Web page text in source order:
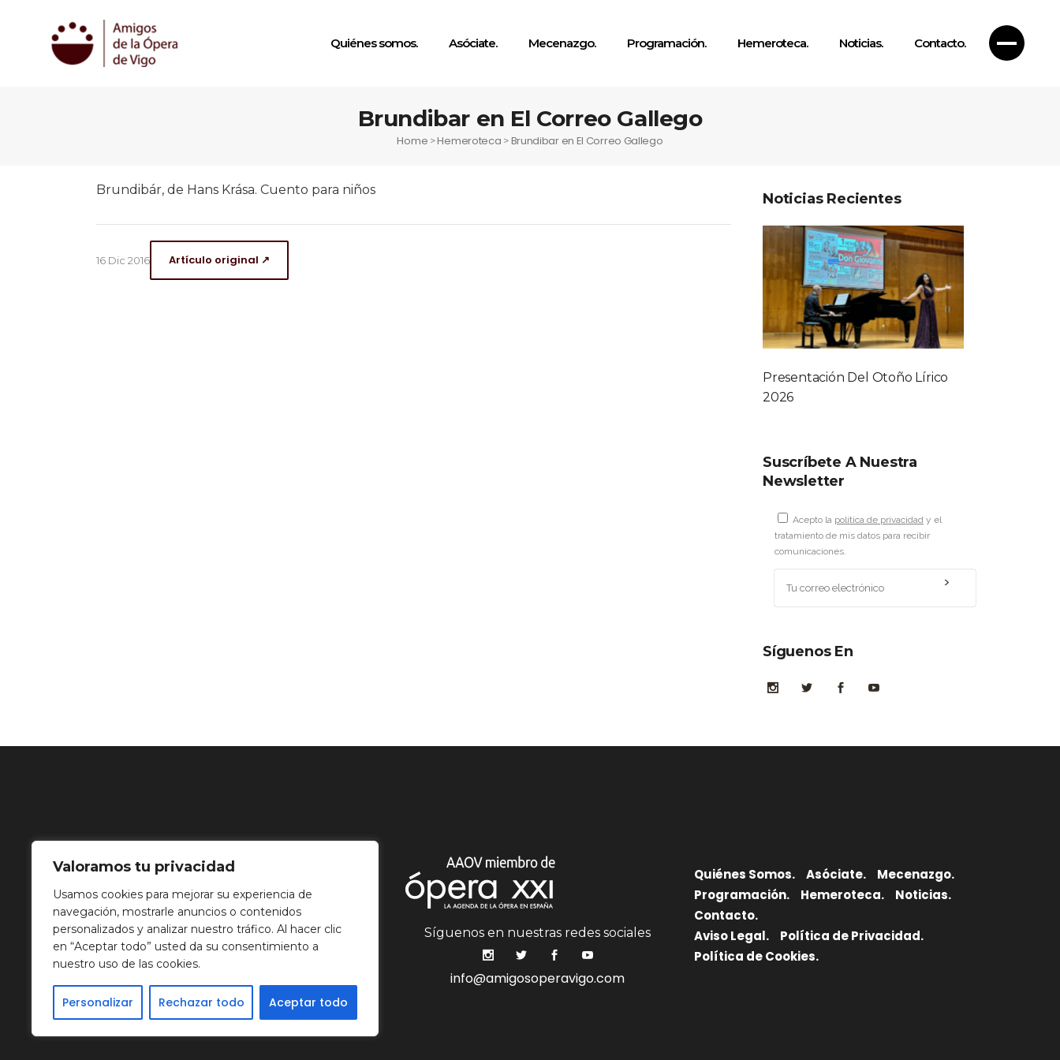
Valoramos tu privacidad
Usamos cookies para mejorar su experiencia de
navegación, mostrarle anuncios o contenidos
personalizados y analizar nuestro tráfico. Al hacer clic
en “Aceptar todo” usted da su consentimiento a
nuestro uso de las cookies.
Personalizar Rechazar todo Aceptar todo
Quiénes somos. Asóciate. Mecenazgo. Programación. Hemeroteca. Noticias. Contacto.
Brundibar en El Correo Gallego
Home >Hemeroteca >Brundibar en El Correo Gallego
Brundibár, de Hans Krása. Cuento para niños
16 Dic 2016 Artículo original ↗
Noticias Recientes
Presentación Del Otoño Lírico
2026
Suscríbete A Nuestra
Newsletter
Acepto la política de privacidad y el
tratamiento de mis datos para recibir
comunicaciones.
Síguenos En
Síguenos en nuestras redes sociales
info@amigosoperavigo.com
Quiénes Somos. Asóciate.
Mecenazgo.
Programación.
Hemeroteca.
Noticias.
Contacto.
Aviso Legal.
Política de Privacidad.
Política de Cookies.